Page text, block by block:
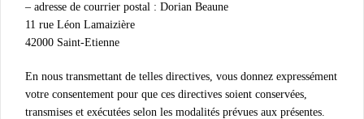
– adresse de courrier postal : Dorian Beaune
11 rue Léon Lamaizière
42000 Saint-Etienne
En nous transmettant de telles directives, vous donnez expressément
votre consentement pour que ces directives soient conservées,
transmises et exécutées selon les modalités prévues aux présentes.